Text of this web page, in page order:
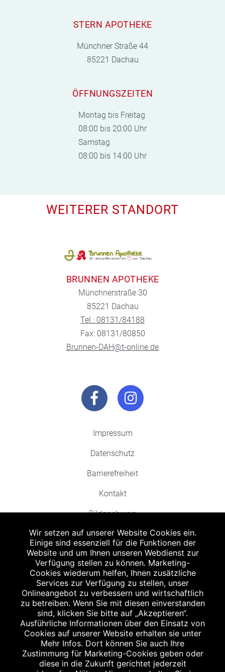
STERN APOTHEKE
Münchner Straße 44
85221 Dachau
ÖFFNUNGSZEITEN
Montag bis Freitag
08:00 bis 20:00 Uhr
Samstag
08:00 bis 14:00 Uhr
WEITERER STANDORT
BRUNNEN APOTHEKE
Münchnerstraße 30
85221 Dachau
Tel.: 08131/84188
Fax: 08131/80850
Brunnen-DAH@t-online.de
Impressum
Datenschutz
Barrierefreiheit
Kontakt
Bildnachweis
Abgabe in haushaltsüblichen Mengen, solange der Vorrat reicht. Für Druck-
und Satzfehler keine Haftung.
Zu Risiken und Nebenwirkungen lesen Sie die Packungsbeilage und fragen
Sie Ihren Arzt oder Apotheker.
Angabe nach der deutschen Arzneimitteltaxe Apothekenerstattungspreis
(AEP). Der AEP ist keine unverbindliche Preisempfehlung der Hersteller. Der
AEP ist ein von den Apotheken in Ansatz gebrachter Preis für rezeptfreie
Arzneimittel. Er entspricht in der Höhe dem für Apotheken verbindlichen
Abgabepreis, zu dem eine Apotheke in bestimmten Fällen (z.B. bei Kindern
unter 12 Jahren) das Produkt mit der gesetzlichen Krankenversicherung
abrechnet. Der AEP ist der allgemeine Erstattungspreis im Falle einer
Kostenübernahme durch die gesetzlichen Krankenkassen, vor Abzug eines
Wir setzen auf unserer Website Cookies ein.
Einige sind essenziell für die Funktionen der
Website und um Ihnen unseren Webdienst zur
Verfügung stellen zu können. Marketing-
Cookies wiederum helfen, Ihnen zusätzliche
Services zur Verfügung zu stellen, unser
Onlineangebot zu verbessern und wirtschaftlich
zu betreiben. Wenn Sie mit diesen einverstanden
sind, klicken Sie bitte auf „Akzeptieren“.
Ausführliche Informationen über den Einsatz von
Cookies auf unserer Website erhalten sie unter
Mehr Infos. Dort können Sie auch Ihre
Zustimmung für Marketing-Cookies geben oder
diese in die Zukunft gerichtet jederzeit